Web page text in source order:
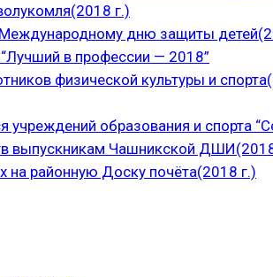
г.)
дню защиты
в профессии — 2018”
физической культуры и
учреждений образования и спорта
выпускникам Чашникской
на районную Доску почёта(2018 г.)